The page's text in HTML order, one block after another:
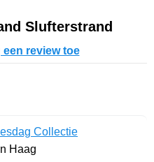
Slufterstrand
een review toe
Collectie
Haag